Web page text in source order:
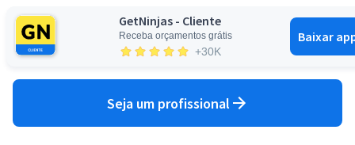
GetNinjas - Cliente
Receba orçamentos grátis
+30K
Baixar
Seja um profissional